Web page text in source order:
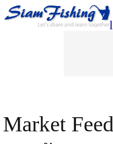
Market